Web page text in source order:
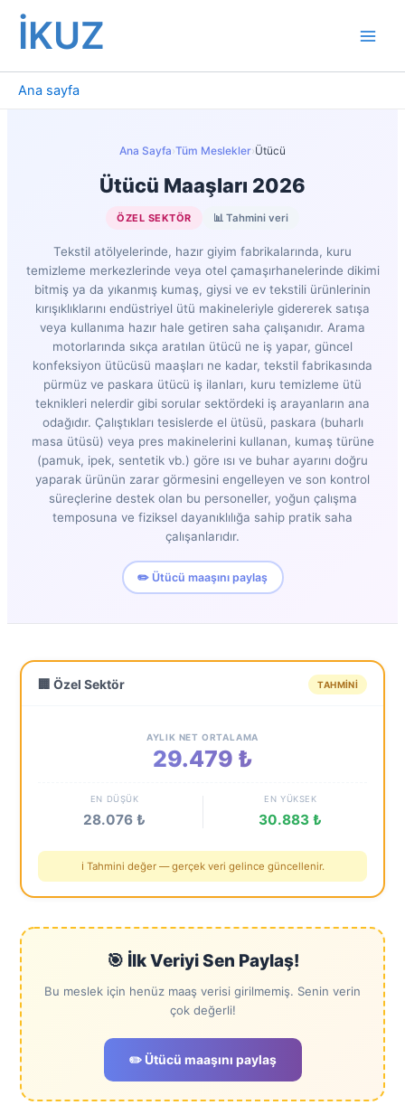
İçeriğe
İKUZ
Ana sayfa
Ana Sayfa›Tüm Meslekler›Ütücü
Ütücü Maaşları 2026
ÖZEL SEKTÖR 📊 Tahmini veri
Tekstil atölyelerinde, hazır giyim fabrikalarında, kuru
temizleme merkezlerinde veya otel çamaşırhanelerinde dikimi
bitmiş ya da yıkanmış kumaş, giysi ve ev tekstili ürünlerinin
kırışıklıklarını endüstriyel ütü makineleriyle gidererek satışa
veya kullanıma hazır hale getiren saha çalışanıdır. Arama
motorlarında sıkça aratılan ütücü ne iş yapar, güncel
konfeksiyon ütücüsü maaşları ne kadar, tekstil fabrikasında
pürmüz ve paskara ütücü iş ilanları, kuru temizleme ütü
teknikleri nelerdir gibi sorular sektördeki iş arayanların ana
odağıdır. Çalıştıkları tesislerde el ütüsü, paskara (buharlı
masa ütüsü) veya pres makinelerini kullanan, kumaş türüne
(pamuk, ipek, sentetik vb.) göre ısı ve buhar ayarını doğru
yaparak ürünün zarar görmesini engelleyen ve son kontrol
süreçlerine destek olan bu personeller, yoğun çalışma
temposuna ve fiziksel dayanıklılığa sahip pratik saha
çalışanlarıdır.
✏️ Ütücü maaşını paylaş
🏢 Özel Sektör TAHMINI
AYLIK NET ORTALAMA
29.479 ₺
EN DÜŞÜK
28.076 ₺
EN YÜKSEK
30.883 ₺
ℹ️ Tahmini değer — gerçek veri gelince güncellenir.
🎯 İlk Veriyi Sen Paylaş!
Bu meslek için henüz maaş verisi girilmemiş. Senin verin
çok değerli!
✏️ Ütücü maaşını paylaş